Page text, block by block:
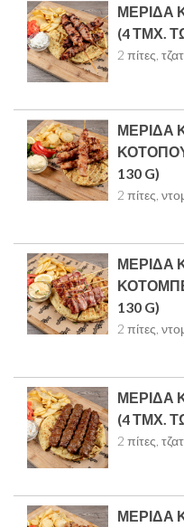
ΜΕΡΙΔΑ
(4 ΤΜΧ.
2 πίτες,
ΜΕΡΙΔΑ
130 G)
2 πίτες,
ΜΕΡΙΔΑ
130 G)
2 πίτες,
ΜΕΡΙΔΑ
(4 ΤΜΧ.
2 πίτες,
ΜΕΡΙΔΑ